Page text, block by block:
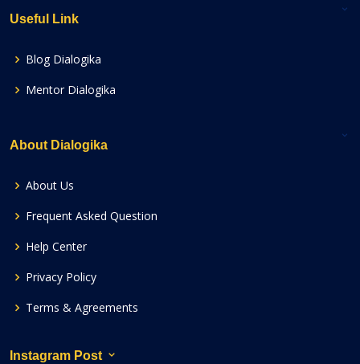
Useful Link
Blog Dialogika
Mentor Dialogika
About Dialogika
About Us
Frequent Asked Question
Help Center
Privacy Policy
Terms & Agreements
Instagram Post